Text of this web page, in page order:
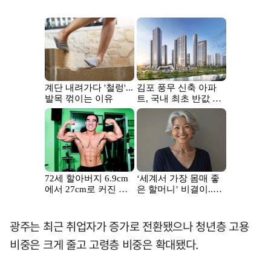
광주는 최근 취업자가 증가로 전환됐으나 청년층 고용
비중은 크게 줄고 고령층 비중은 확대됐다.